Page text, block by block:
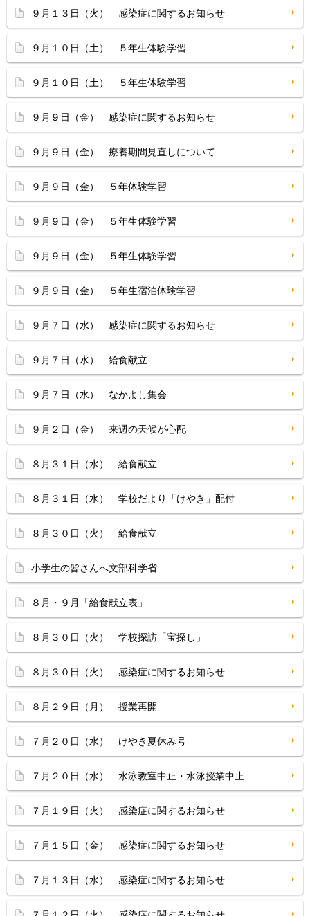
９月１３日（火） 感染症に関するお知らせ
９月１０日（土） ５年生体験学習
９月１０日（土） ５年生体験学習
９月９日（金） 感染症に関するお知らせ
９月９日（金） 療養期間見直しについて
９月９日（金） ５年体験学習
９月９日（金） ５年生体験学習
９月９日（金） ５年生体験学習
９月９日（金） ５年生宿泊体験学習
９月７日（水） 感染症に関するお知らせ
９月７日（水） 給食献立
９月７日（水） なかよし集会
９月２日（金） 来週の天候が心配
８月３１日（水） 給食献立
８月３１日（水） 学校だより「けやき」配付
８月３０日（火） 給食献立
小学生の皆さんへ文部科学省
８月・９月「給食献立表」
８月３０日（火） 学校探訪「宝探し」
８月３０日（火） 感染症に関するお知らせ
８月２９日（月） 授業再開
７月２０日（水） けやき夏休み号
７月２０日（水） 水泳教室中止・水泳授業中止
７月１９日（火） 感染症に関するお知らせ
７月１５日（金） 感染症に関するお知らせ
７月１３日（水） 感染症に関するお知らせ